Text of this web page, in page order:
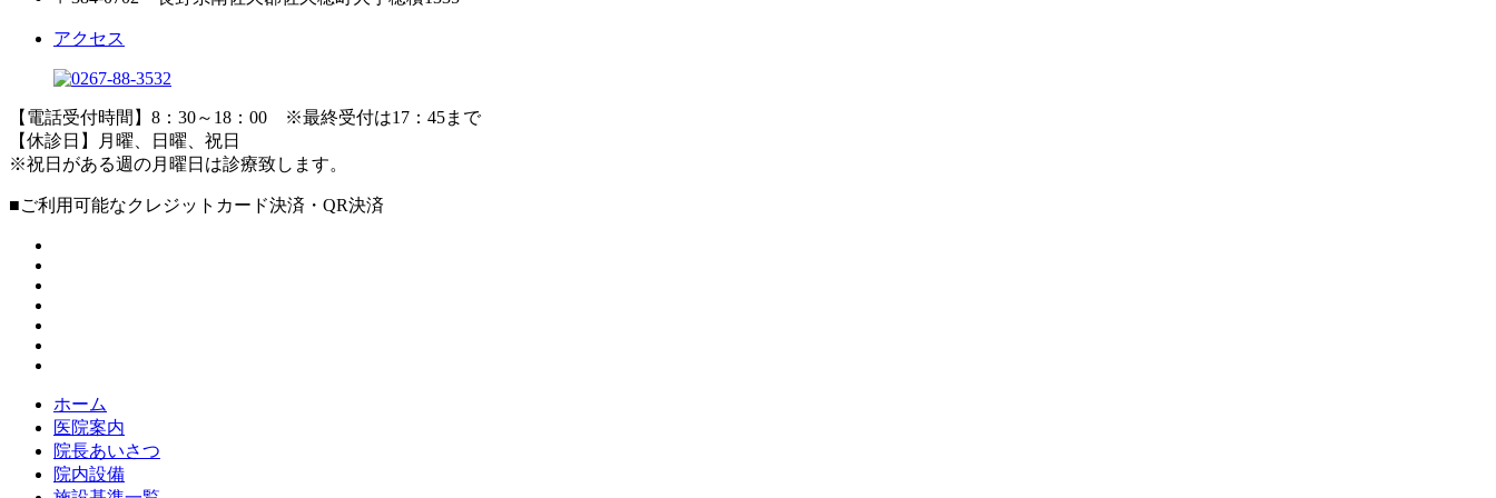
アクセス
【電話受付時間】8：30～18：00 ※最終受付は17：45まで
【休診日】月曜、日曜、祝日
※祝日がある週の月曜日は診療致します。
■ご利用可能なクレジットカード決済・QR決済
ホーム
医院案内
院長あいさつ
院内設備